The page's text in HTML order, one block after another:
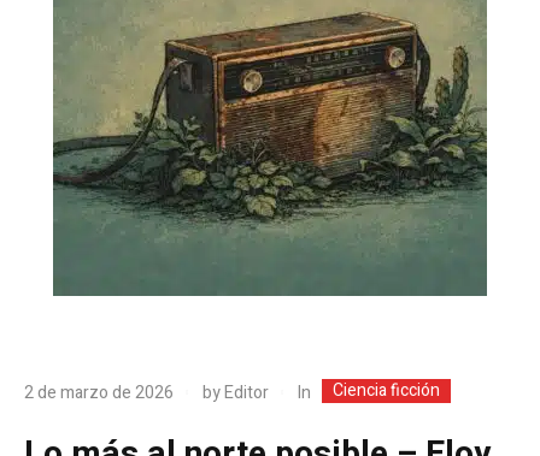
2 de marzo de 2026 byEditor In Ciencia ficción